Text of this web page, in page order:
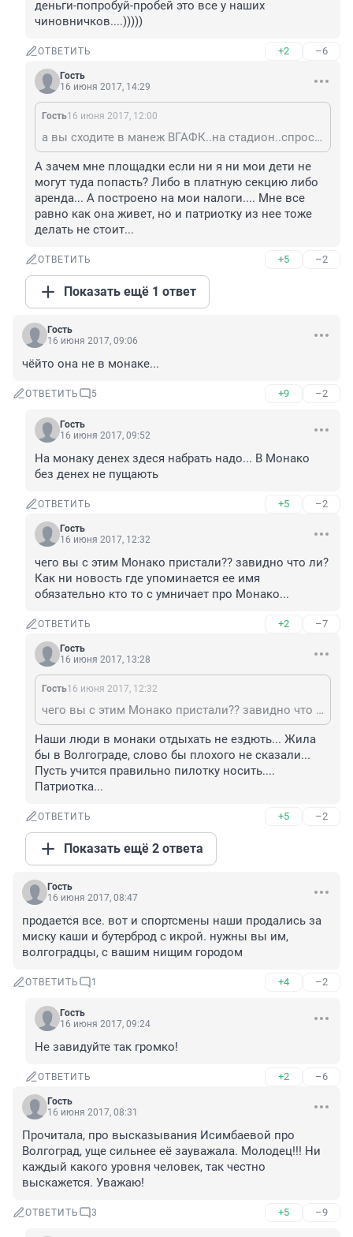
деньги-попробуй-пробей это все у наших
чиновничков....)))))
ОТВЕТИТЬ +2 –6
Гость
16 июня 2017, 14:29
Гость16 июня 2017, 12:00
а вы сходите в манеж ВГАФК..на стадион..спросите,откуда стеклопакеты,отопление,снаряды спортивные..наверное-вам расскажут...да и спортплощадки по городу-даже если за бюджетные деньги-попробуй-пробей это все у наших чиновничков....)))))
А зачем мне площадки если ни я ни мои дети не
могут туда попасть? Либо в платную секцию либо
аренда... А построено на мои налоги.... Мне все
равно как она живет, но и патриотку из нее тоже
делать не стоит...
ОТВЕТИТЬ +5 –2
Показать ещё 1 ответ
Гость
16 июня 2017, 09:06
чёйто она не в монаке...
ОТВЕТИТЬ 5 +9 –2
Гость
16 июня 2017, 09:52
На монаку денех здеся набрать надо... В Монако
без денех не пущають
ОТВЕТИТЬ +5 –2
Гость
16 июня 2017, 12:32
чего вы с этим Монако пристали?? завидно что ли?
Как ни новость где упоминается ее имя
обязательно кто то с умничает про Монако...
ОТВЕТИТЬ +2 –7
Гость
16 июня 2017, 13:28
Гость16 июня 2017, 12:32
чего вы с этим Монако пристали?? завидно что ли? Как ни новость где упоминается ее имя обязательно кто то с умничает про Монако...
Наши люди в монаки отдыхать не ездють... Жила
бы в Волгограде, слово бы плохого не сказали...
Пусть учится правильно пилотку носить....
Патриотка...
ОТВЕТИТЬ +5 –2
Показать ещё 2 ответа
Гость
16 июня 2017, 08:47
продается все. вот и спортсмены наши продались за
миску каши и бутерброд с икрой. нужны вы им,
волгоградцы, с вашим нищим городом
ОТВЕТИТЬ 1 +4 –2
Гость
16 июня 2017, 09:24
Не завидуйте так громко!
ОТВЕТИТЬ +2 –6
Гость
16 июня 2017, 08:31
Прочитала, про высказывания Исимбаевой про
Волгоград, уще сильнее её зауважала. Молодец!!! Ни
каждый какого уровня человек, так честно
выскажется. Уважаю!
ОТВЕТИТЬ 3 +5 –9